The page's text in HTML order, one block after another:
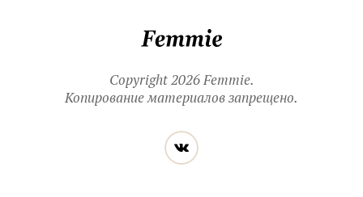
Copyright 2026 Femmie.
Копирование материалов запрещено.
Читайте
нас
в социальных